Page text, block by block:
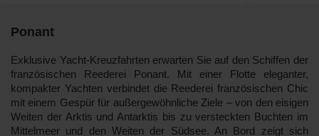
Ponant
Exklusive Yacht-Kreuzfahrten erwarten Sie auf den Schiffen der
französischen Reederei Ponant. Mit einer Flotte eleganter,
kompakter Yachten verbindet die Reederei französischen Chic
mit einem Gespür für außergewöhnliche Ziele – von den eisigen
Weiten der Arktis und Antarktis bis zu versteckten Buchten im
Mittelmeer und den Weiten der Südsee. An Bord zeigt sich